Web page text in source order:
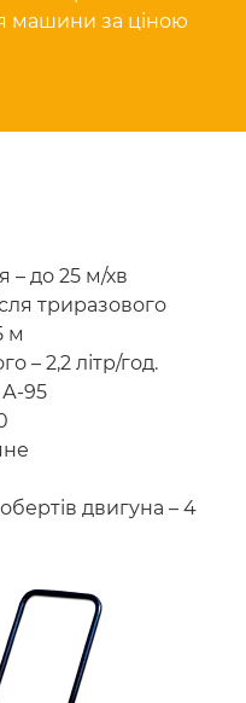
машини за ціною
– до 25 м/хв
триразового
м
– 2,2 літр/год.
95
обертів двигуна – 4